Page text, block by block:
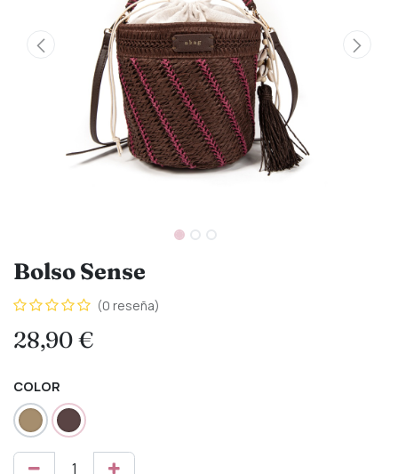
Bolso Sense
(0 reseña)
28,90€
COLOR